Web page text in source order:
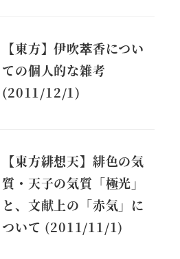
【東方】伊吹萃香につい
ての個人的な雑考
(2011/12/1)
【東方緋想天】緋色の気
質・天子の気質「極光」
と、文献上の「赤気」に
ついて (2011/11/1)